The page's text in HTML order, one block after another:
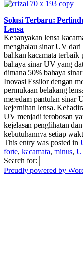
Solusi Terbaru:
Lensa
Kebanyakan lensa
menghalau sinar UV dari
bahkan kacamata
bahaya sinar UV yang
dimana 50% bahaya
Inovasi Essilor dengan
permukaan belakang
meredam pantulan sinar
kejernihan lensa.
UV menjadi terobosan
kejelasan penglihatan
kebutuhannya setiap
This entry was posted in
forte, kacamata, minus,
Search for:
Proudly powered by